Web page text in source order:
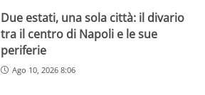
Due estati, una sola città: il divario
tra il centro di Napoli e le sue
periferie
Ago 10, 2026 8:06